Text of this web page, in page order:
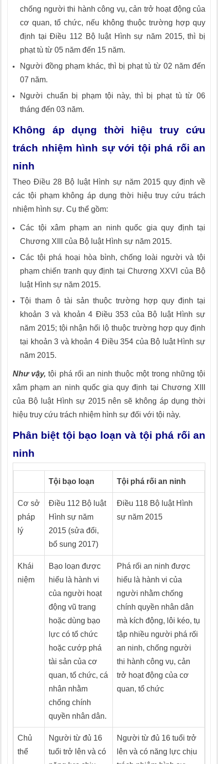
chống người thi hành công vụ, cản trở hoạt động của
cơ quan, tổ chức, nếu không thuộc trường hợp quy
định tại Điều 112 Bộ luật Hình sự năm 2015, thì bị
phạt tù từ 05 năm đến 15 năm.
Người đồng phạm khác, thì bị phạt tù từ 02 năm đến
07 năm.
Người chuẩn bị phạm tội này, thì bị phạt tù từ 06
tháng đến 03 năm.
Không áp dụng thời hiệu truy cứu
trách nhiệm hình sự với tội phá rối an
ninh
Theo Điều 28 Bộ luật Hình sự năm 2015 quy định về
các tội phạm không áp dụng thời hiệu truy cứu trách
nhiệm hình sự. Cụ thể gồm:
Các tội xâm phạm an ninh quốc gia quy định tại
Chương XIII của Bộ luật Hình sự năm 2015.
Các tội phá hoại hòa bình, chống loài người và tội
phạm chiến tranh quy định tại Chương XXVI của Bộ
luật Hình sự năm 2015.
Tội tham ô tài sản thuộc trường hợp quy định tại
khoản 3 và khoản 4 Điều 353 của Bộ luật Hình sự
năm 2015; tội nhận hối lộ thuộc trường hợp quy định
tại khoản 3 và khoản 4 Điều 354 của Bộ luật Hình sự
năm 2015.
Như vậy, tội phá rối an ninh thuộc một trong những tội
xâm phạm an ninh quốc gia quy định tại Chương XIII
của Bộ luật Hình sự 2015 nên sẽ không áp dụng thời
hiệu truy cứu trách nhiệm hình sự đối với tội này.
Phân biệt tội bạo loạn và tội phá rối an
ninh
Tội bạo loạn Tội phá rối an ninh
Cơ sở
pháp
lý
Điều 112 Bộ luật
Hình sự năm
2015 (sửa đổi,
bổ sung 2017)
Điều 118 Bộ luật Hình
sự năm 2015
Khái
niệm
Bạo loạn được
hiểu là hành vi
của người hoạt
động vũ trang
hoặc dùng bạo
lực có tổ chức
hoặc cướp phá
tài sản của cơ
quan, tổ chức, cá
nhân nhằm
chống chính
quyền nhân dân.
Phá rối an ninh được
hiểu là hành vi của
người nhằm chống
chính quyền nhân dân
mà kích động, lôi kéo, tụ
tập nhiều người phá rối
an ninh, chống người
thi hành công vụ, cản
trở hoạt động của cơ
quan, tổ chức
Chủ
thể
Người từ đủ 16
tuổi trở lên và có
Người từ đủ 16 tuổi trở
lên và có năng lực chịu